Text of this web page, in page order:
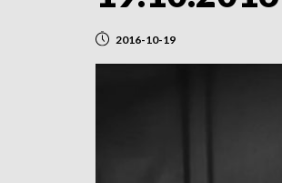
2016-10-19